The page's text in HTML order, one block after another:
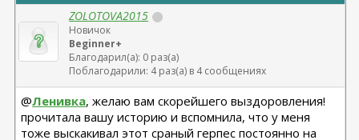
ZOLOTOVA2015
Новичок
Beginner+
Благодарил(а): 0 раз(а)
Поблагодарили: 4 раз(а) в 4 сообщениях
@Ленивка, желаю вам скорейшего выздоровления!
прочитала вашу историю и вспомнила, что у меня
тоже выскакивал этот сраный герпес постоянно на